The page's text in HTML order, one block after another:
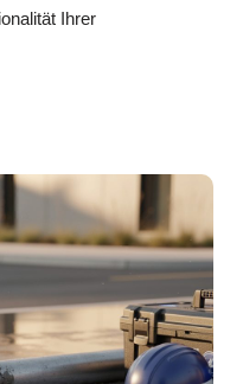
Ihrer